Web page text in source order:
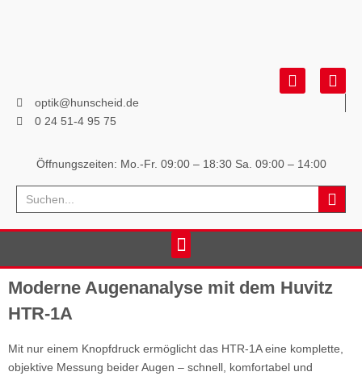
optik@hunscheid.de
0 24 51-4 95 75
Öffnungszeiten: Mo.-Fr. 09:00 – 18:30 Sa. 09:00 – 14:00
Moderne Augenanalyse mit dem Huvitz
HTR-1A
Mit nur einem Knopfdruck ermöglicht das HTR-1A eine komplette,
objektive Messung beider Augen – schnell, komfortabel und